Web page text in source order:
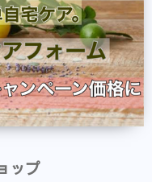
ップ